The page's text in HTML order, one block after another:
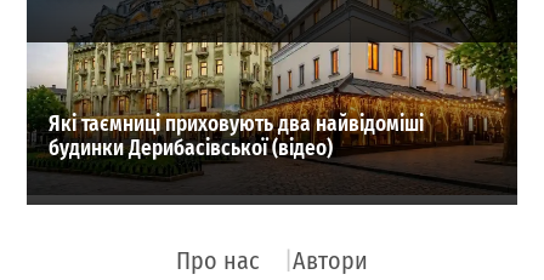
Які таємниці приховують два найвідоміші
будинки Дерибасівської (відео)
Про нас Автори